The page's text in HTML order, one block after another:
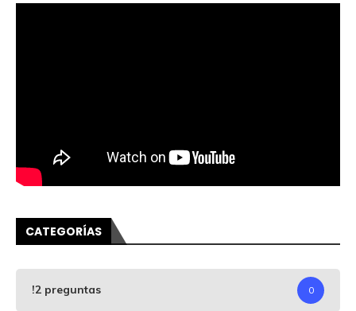
CATEGORÍAS
!2 preguntas 0